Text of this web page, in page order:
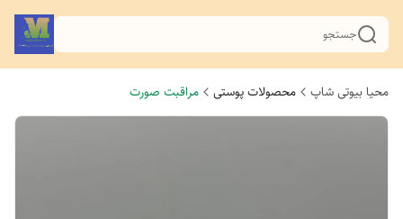
جستجو
محیا بیوتی شاپ محصولات پوستی مراقبت صورت